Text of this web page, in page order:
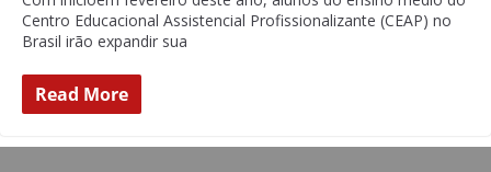
Centro Educacional Assistencial Profissionalizante (CEAP) no
Brasil irão expandir sua
Read More